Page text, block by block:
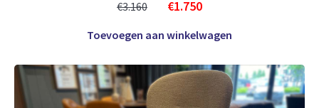
€3.160 €1.750
Toevoegen aan winkelwagen